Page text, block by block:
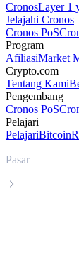
CronosLayer 1
Jelajahi Cronos
Cronos PoS
Program
AfiliasiMarket
Crypto.com
Tentang Kami
Pengembang
Cronos PoS
Pelajari
PelajariBitcoin
Pasar